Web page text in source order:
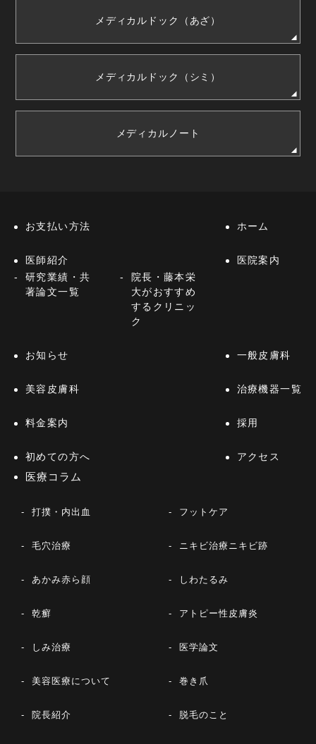
メディカルドック（あざ）
メディカルドック（シミ）
メディカルノート
お支払い方法 ホーム
医師紹介
研究業績・共
著論文一覧
院長・藤本栄
大がおすすめ
するクリニッ
ク
医院案内
お知らせ 一般皮膚科
美容皮膚科 治療機器一覧
料金案内 採用
初めての方へ アクセス
医療コラム
打撲・内出血 フットケア
毛穴治療 ニキビ治療ニキビ跡
あかみ赤ら顔 しわたるみ
乾癬 アトピー性皮膚炎
しみ治療 医学論文
美容医療について 巻き爪
院長紹介 脱毛のこと